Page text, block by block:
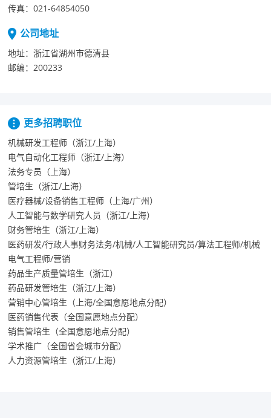
传真： 021-64854050
公司地址
地址： 浙江省湖州市德清县
邮编： 200233
更多招聘职位
机械研发工程师（浙江/上海）
电气自动化工程师（浙江/上海）
法务专员（上海）
管培生（浙江/上海）
医疗器械/设备销售工程师（上海/广州）
人工智能与数学研究人员（浙江/上海）
财务管培生（浙江/上海）
医药研发/行政人事财务法务/机械/人工智能研究员/算法工程师/机械
电气工程师/营销
药品生产质量管培生（浙江）
药品研发管培生（浙江/上海）
营销中心管培生（上海/全国意愿地点分配）
医药销售代表（全国意愿地点分配）
销售管培生（全国意愿地点分配）
学术推广（全国省会城市分配）
人力资源管培生（浙江/上海）